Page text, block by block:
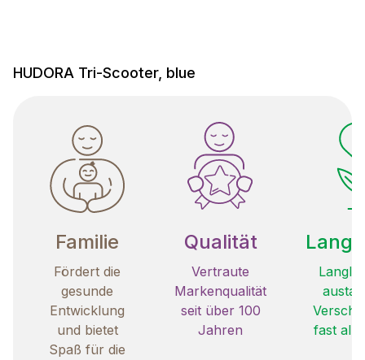
HUDORA Tri-Scooter, blue
Familie
Fördert die
gesunde
Entwicklung
und bietet
Spaß für die
Qualität
Vertraute
Markenqualität
seit über 100
Jahren
fast